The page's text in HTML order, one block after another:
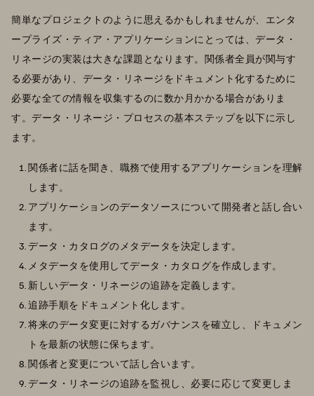
簡単なプロジェクトのように思えるかもしれませんが、エンタ
ープライズ・ティア・アプリケーションにとっては、データ・
リネージの実装は大きな課題となります。関係者全員が関与す
る必要があり、データ・リネージをドキュメント化するために
必要な全ての情報を収集するのに数か月かかる場合がありま
す。データ・リネージ・プロセスの基本ステップを以下に示し
ます。
関係者に話を聞き、職務で使用するアプリケーションを理解
します。
アプリケーションのデータソースについて開発者と話し合い
ます。
データ・カタログのメタデータを決定します。
メタデータを使用してデータ・カタログを作成します。
新しいデータ・リネージの追跡を定義します。
追跡手順をドキュメント化します。
将来のデータ変更に対するガバナンスを確立し、ドキュメン
トを最新の状態に保ちます。
関係者と変更について話し合います。
データ・リネージの追跡を監視し、必要に応じて変更しま